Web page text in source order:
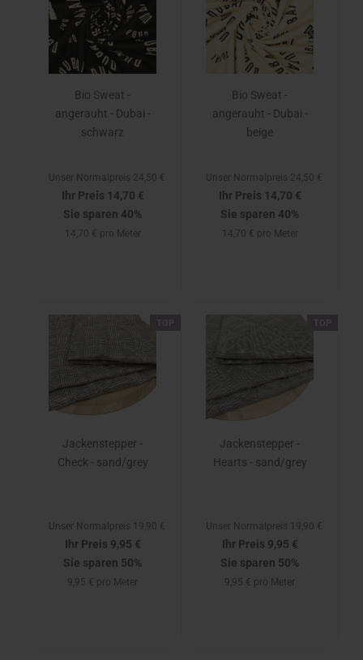
Bio Sweat -
angerauht - Dubai -
schwarz
Unser Normalpreis 24,50 €
Ihr Preis 14,70 €
Sie sparen 40%
14,70 € pro Meter
Bio Sweat -
angerauht - Dubai -
beige
Unser Normalpreis 24,50 €
Ihr Preis 14,70 €
Sie sparen 40%
14,70 € pro Meter
Jackenstepper -
Check - sand/grey
Unser Normalpreis 19,90 €
Ihr Preis 9,95 €
Sie sparen 50%
9,95 € pro Meter
Jackenstepper -
Hearts - sand/grey
Unser Normalpreis 19,90 €
Ihr Preis 9,95 €
Sie sparen 50%
9,95 € pro Meter